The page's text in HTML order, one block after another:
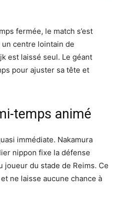
fermée, le match s’est
centre lointain de
est laissé seul. Le géant
pour ajuster sa tête et
temps animé
immédiate. Nakamura
nippon fixe la défense
joueur du stade de Reims. Ce
ne laisse aucune chance à